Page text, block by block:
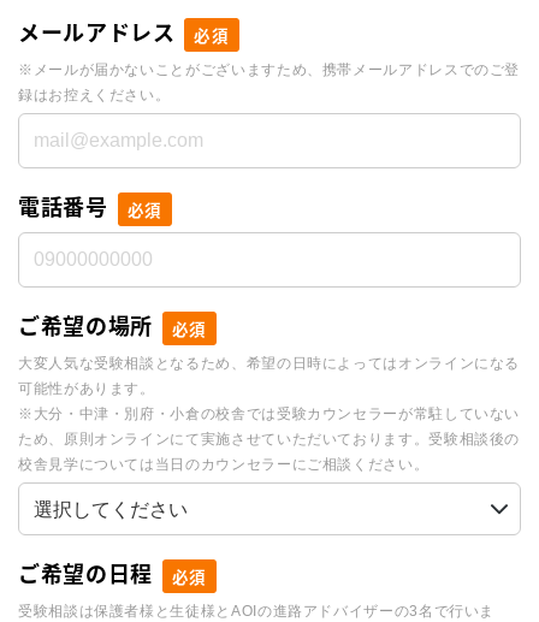
メールアドレス 必須
※メールが届かないことがございますため、携帯メールアドレスでのご登
録はお控えください。
電話番号 必須
ご希望の場所 必須
大変人気な受験相談となるため、希望の日時によってはオンラインになる
可能性があります。
※大分・中津・別府・小倉の校舎では受験カウンセラーが常駐していない
ため、原則オンラインにて実施させていただいております。受験相談後の
校舎見学については当日のカウンセラーにご相談ください。
ご希望の日程 必須
受験相談は保護者様と生徒様とAOIの進路アドバイザーの3名で行いま